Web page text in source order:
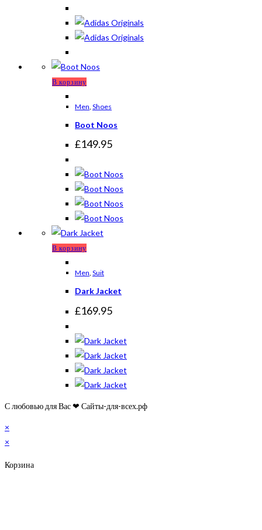
В корзину
Men, Shoes
Boot Noos
£149.95
В корзину
Men, Suit
Dark Jacket
£169.95
С любовью для Вас ❤ Сайты-для-всех.рф
×
×
Корзина